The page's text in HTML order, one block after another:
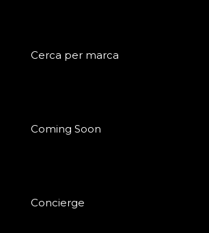
Cerca per marca
Coming Soon
Concierge